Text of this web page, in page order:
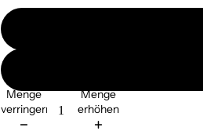
Menge
verringern
Menge
erhöhen